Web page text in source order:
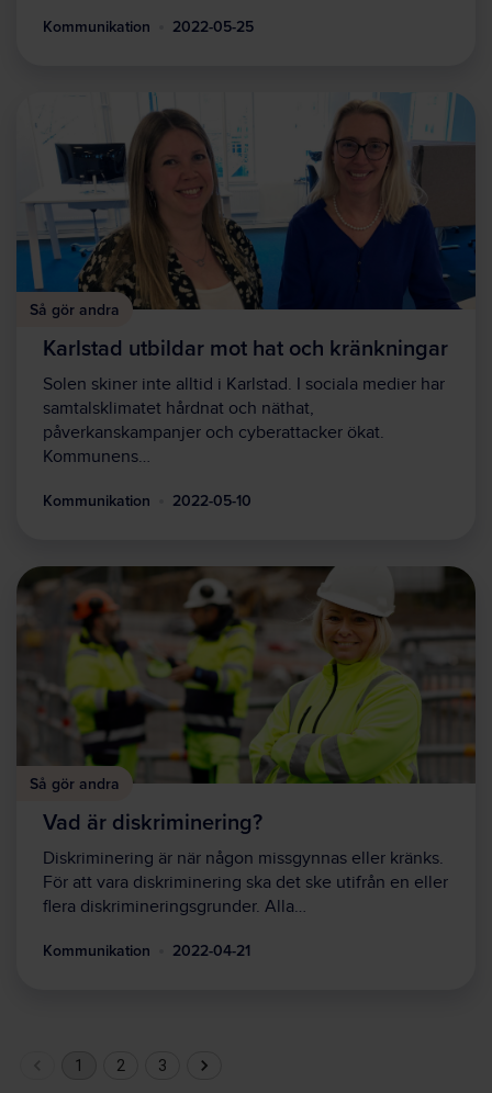
Kommunikation 2022-05-25
Så gör andra
Karlstad utbildar mot hat och kränkningar
Solen skiner inte alltid i Karlstad. I sociala medier har
samtalsklimatet hårdnat och näthat,
påverkanskampanjer och cyberattacker ökat.
Kommunens…
Kommunikation 2022-05-10
Så gör andra
Vad är diskriminering?
Diskriminering är när någon missgynnas eller kränks.
För att vara diskriminering ska det ske utifrån en eller
flera diskrimineringsgrunder. Alla…
Kommunikation 2022-04-21
1 2 3